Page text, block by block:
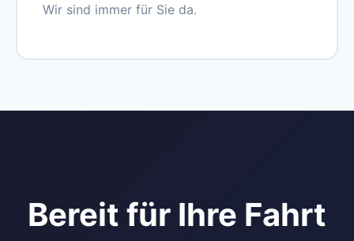
Wir sind immer für Sie da.
Bereit für Ihre Fahrt